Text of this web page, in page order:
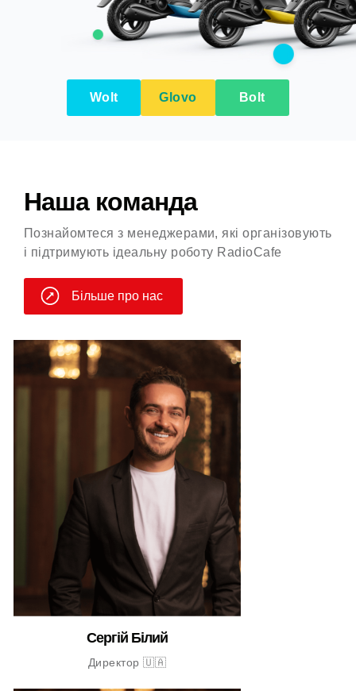
Wolt Glovo Bolt
Наша команда
Познайомтеся з менеджерами, які організовують
і підтримують ідеальну роботу RadioCafe
Більше про нас
Сергій Білий
Директор 🇺🇦